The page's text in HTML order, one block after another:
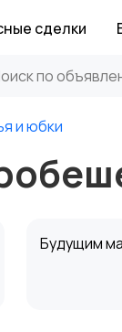
сделки
и юбки
Будущим